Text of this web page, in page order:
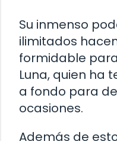
Su inmenso
ilimitados
formidable
Luna, quien ha
a fondo para
ocasiones.
Además de